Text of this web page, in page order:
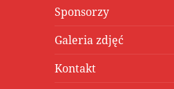
Sponsorzy
Galeria zdjęć
Kontakt